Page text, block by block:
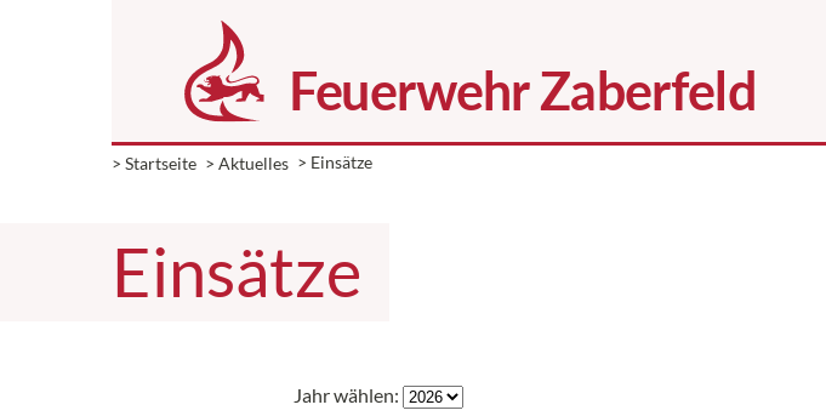
> Startseite > Aktuelles > Einsätze
Einsätze
Jahr wählen: